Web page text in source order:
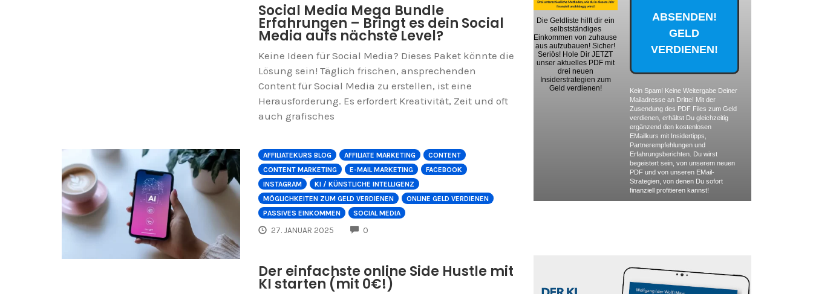
Social Media Mega Bundle
Erfahrungen – Bringt es dein Social
Media aufs nächste Level?
Keine Ideen für Social Media? Dieses Paket könnte die
Lösung sein! Täglich frischen, ansprechenden
Content für Social Media zu erstellen, ist eine
Herausforderung. Es erfordert Kreativität, Zeit und oft
auch grafisches
AFFILIATEKURS BLOG AFFILIATE MARKETING
CONTENT
CONTENT MARKETING
E-MAIL MARKETING
FACEBOOK
INSTAGRAM
KI / KÜNSTLICHE INTELLIGENZ
MÖGLICHKEITEN ZUM GELD VERDIENEN
ONLINE GELD VERDIENEN
PASSIVES EINKOMMEN
SOCIAL MEDIA
27. JANUAR 2025 0COMMENTS
Der einfachste online Side Hustle mit
KI starten (mit 0€!)
Die Geldliste hilft dir ein
selbstständiges
Einkommen von zuhause
aus aufzubauen! Sicher!
Seriös! Hole Dir JETZT
unser aktuelles PDF mit
drei neuen
Insiderstrategien zum
Geld verdienen!
Kein Spam! Keine Weitergabe Deiner
Mailadresse an Dritte! Mit der
Zusendung des PDF Files zum Geld
verdienen, erhältst Du gleichzeitig
ergänzend den kostenlosen
EMailkurs mit Insidertipps,
Partnerempfehlungen und
Erfahrungsberichten. Du wirst
begeistert sein, von unserem neuen
PDF und von unseren EMail-
Strategien, von denen Du sofort
finanziell profitieren kannst!